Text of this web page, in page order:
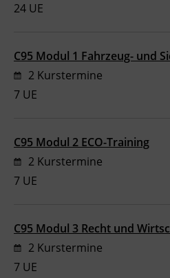
24 UE
C95 Modul 1 Fahrzeug- und
2 Kurstermine
7 UE
C95 Modul 2 ECO-Training
2 Kurstermine
7 UE
C95 Modul 3 Recht und
2 Kurstermine
7 UE